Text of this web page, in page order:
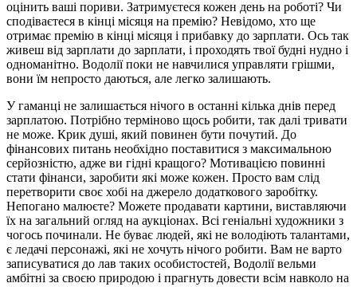
оцінить ваші пориви. Затримуєтеся кожен день на роботі? Чи
сподіваєтеся в кінці місяця на премію? Невідомо, хто ще
отримає премію в кінці місяця і прибавку до зарплати. Ось так
живеш від зарплати до зарплати, і проходять твої будні нудно і
одноманітно. Водолії поки не навчилися управляти грішми,
вони їм непросто даються, але легко залишають.
У гаманці не залишається нічого в останні кілька днів перед
зарплатою. Потрібно терміново щось робити, так далі тривати
не може. Крик душі, який повинен бути почутий. До
фінансових питань необхідно поставитися з максимальною
серйозністю, адже ви гідні кращого? Мотивацією повинні
стати фінанси, заробити які може кожен. Просто вам слід
перетворити своє хобі на джерело додаткового заробітку.
Непогано малюєте? Можете продавати картини, виставляючи
їх на загальний огляд на аукціонах. Всі геніальні художники з
чогось починали. Не буває людей, які не володіють талантами,
є ледачі персонажі, які не хочуть нічого робити. Вам не варто
записуватися до лав таких особистостей, Водолії вельми
амбітні за своєю природою і прагнуть довести всім навколо на